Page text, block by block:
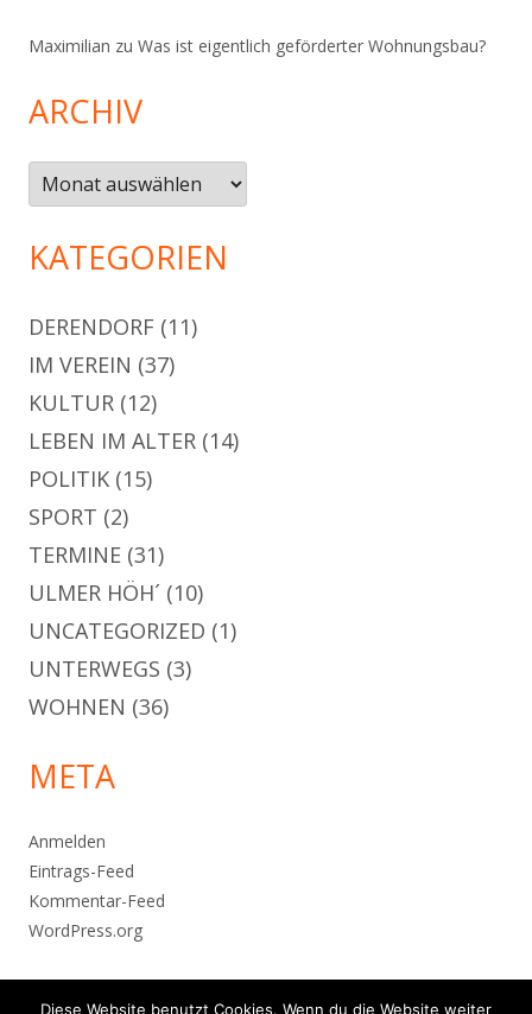
Maximilian zu Was ist eigentlich geförderter Wohnungsbau?
ARCHIV
Archiv
KATEGORIEN
DERENDORF (11)
IM VEREIN (37)
KULTUR (12)
LEBEN IM ALTER (14)
POLITIK (15)
SPORT (2)
TERMINE (31)
ULMER HÖH´ (10)
UNCATEGORIZED (1)
UNTERWEGS (3)
WOHNEN (36)
META
Anmelden
Eintrags-Feed
Kommentar-Feed
WordPress.org
Diese Website benutzt Cookies. Wenn du die Website weiter